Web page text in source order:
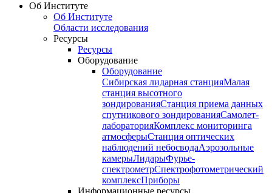
Об Институте
Об Институте
Области исследования
Ресурсы
Ресурсы
Оборудование
Оборудование
Сибирская лидарная станцияМалая
станция высотного
зондированияСтанция приема данных
спутникового зондированияСамолет-
лабораторияКомплекс мониторинга
атмосферыСтанция оптических
наблюдений небосводаАэрозольные
камерыЛидарыФурье-
спектрометрСпектрофотометрический
комплексПриборы
Информационные ресурсы